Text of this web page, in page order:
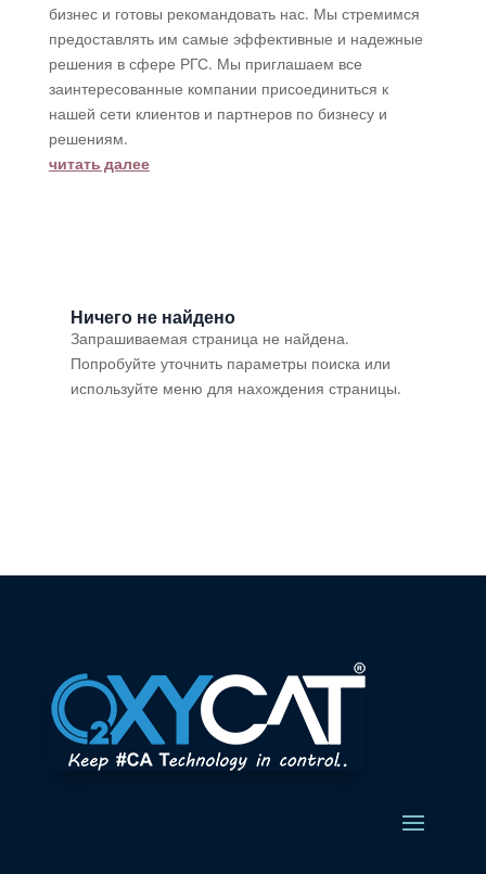
бизнес и готовы рекомандовать нас. Мы стремимся
предоставлять им самые эффективные и надежные
решения в сфере РГС. Мы приглашаем все
заинтересованные компании присоединиться к
нашей сети клиентов и партнеров по бизнесу и
решениям.
читать далее
Ничего не найдено
Запрашиваемая страница не найдена.
Попробуйте уточнить параметры поиска или
используйте меню для нахождения страницы.